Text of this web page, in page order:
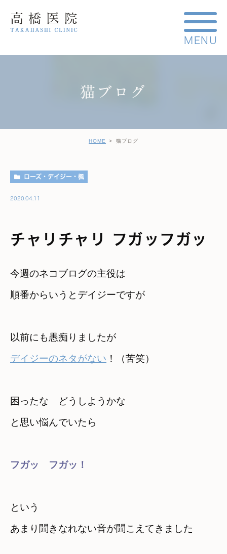
猫ブログ
HOME 猫ブログ
ローズ・デイジー・楓
2020.04.11
チャリチャリ フガッフガッ
今週のネコブログの主役は
順番からいうとデイジーですが
デイジーのネタがない ！（苦笑）
困ったな　どうしようかな
と思い悩んでいたら
フガッ　フガッ！
という
あまり聞きなれない音が聞こえてきました